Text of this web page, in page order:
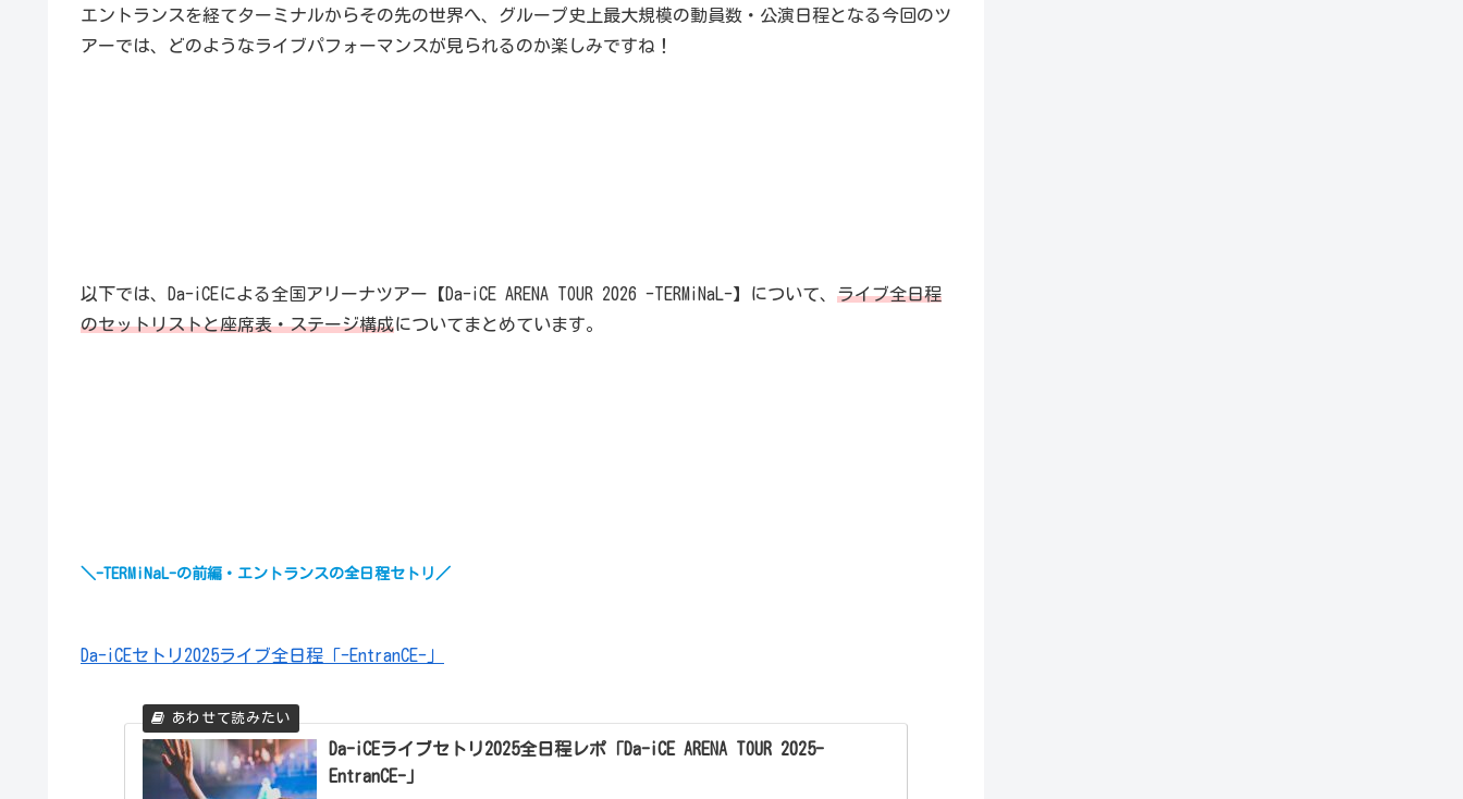
エントランスを経てターミナルからその先の世界へ、グループ史上最大規模の動員数・公演日程となる今回のツ
アーでは、どのようなライブパフォーマンスが見られるのか楽しみですね！
以下では、Da-iCEによる全国アリーナツアー【Da-iCE ARENA TOUR 2026 -TERMiNaL-】について、 ライブ全日程
のセットリストと座席表・ステージ構成についてまとめています。
＼-TERMiNaL-の前編・エントランスの全日程セトリ／
Da-iCEセトリ2025ライブ全日程「-EntranCE-」
Da-iCEライブセトリ2025全日程レポ「Da-iCE ARENA TOUR 2025-
EntranCE-」